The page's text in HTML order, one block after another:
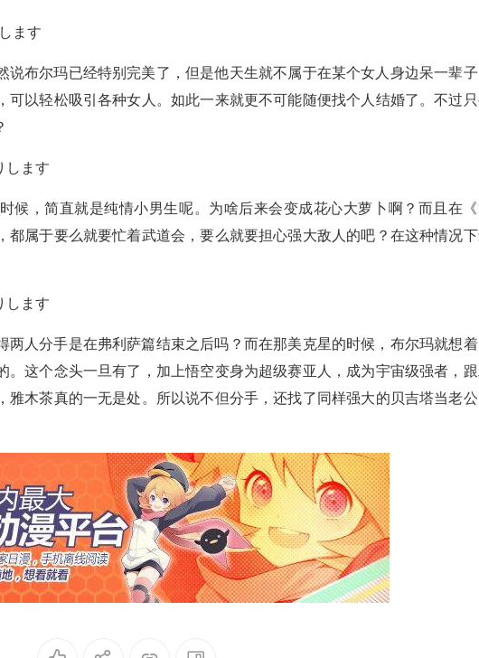
ます
说布尔玛已经特别完美了，但是他天生就不属于在某个女人身边呆一辈
可以轻松吸引各种女人。如此一来就更不可能随便找个人结婚了。不过
します
候，简直就是纯情小男生呢。为啥后来会变成花心大萝卜啊？而且在
都属于要么就要忙着武道会，要么就要担心强大敌人的吧？在这种情况
します
两人分手是在弗利萨篇结束之后吗？而在那美克星的时候，布尔玛就想着
。这个念头一旦有了，加上悟空变身为超级赛亚人，成为宇宙级强者，
雅木茶真的一无是处。所以说不但分手，还找了同样强大的贝吉塔当老公